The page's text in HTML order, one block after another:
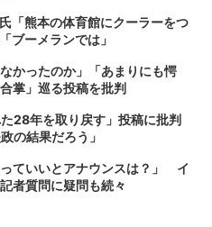
「熊本の体育館にクーラーをつ
ブーメランでは」
かったのか」「あまりにも愕
掌」巡る投稿を批判
28年を取り戻す」投稿に批判
の結果だろう」
っていいとアナウンスは？」 イ
者質問に疑問も続々